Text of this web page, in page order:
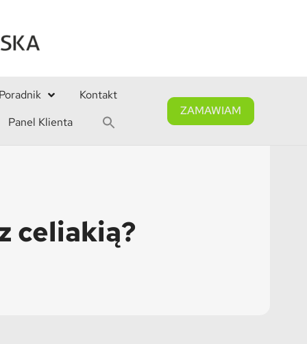
Kontakt
Panel Klienta
ZAMAWIAM
celiakią?